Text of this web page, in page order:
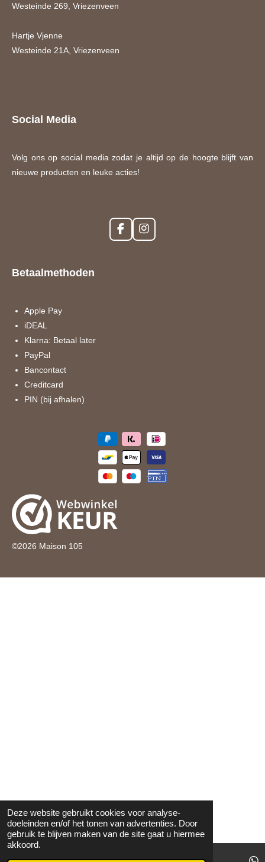
Deze website gebruikt cookies voor analyse-
doeleinden en/of het tonen van advertenties. Door
gebruik te blijven maken van de site gaat u hiermee
akkoord.
Westeinde 269, Vriezenveen
Hartje Vjenne
Westeinde 21A, Vriezenveen
Social Media
Volg ons op social media zodat je altijd op de hoogte blijft van
nieuwe producten en leuke acties!
F
a
I
n
Betaalmethoden
Apple Pay
iDEAL
Klarna: Betaal later
PayPal
Bancontact
Creditcard
PIN (bij afhalen)
©2026 Maison 105